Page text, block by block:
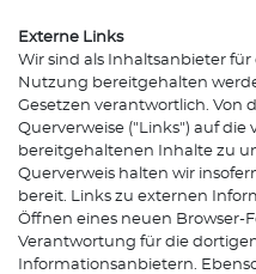
Externe Links
Wir sind als Inhaltsanbieter
Nutzung bereitgehalten
Gesetzen verantwortlich. Von
Querverweise ("Links") auf
bereitgehaltenen Inhalte zu
Querverweis halten wir
bereit. Links zu externen
Öffnen eines neuen Browser-
Verantwortung für die
Informationsanbietern.